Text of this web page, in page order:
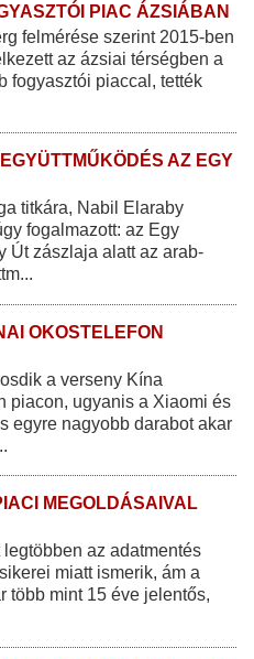
PIAC ÁZSIÁBAN
felmérése szerint 2015-ben
az ázsiai térségben a
fogyasztói piaccal, tették
AZ EGY
titkára, Nabil Elaraby
fogalmazott: az Egy
Út zászlaja alatt az arab-
OKOSTELEFON
a verseny Kína
piacon, ugyanis a Xiaomi és
egyre nagyobb darabot akar
MEGOLDÁSAIVAL
legtöbben az adatmentés
miatt ismerik, ám a
több mint 15 éve jelentős,